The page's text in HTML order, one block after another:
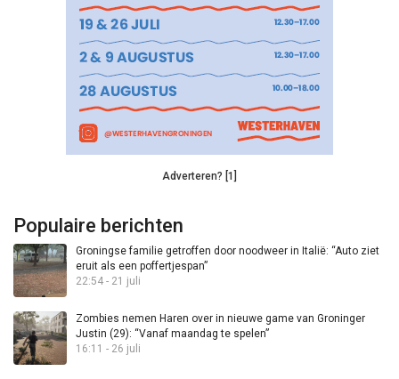
Adverteren? [1]
Populaire berichten
Groningse familie getroffen door noodweer in Italië: “Auto ziet
eruit als een poffertjespan”
22:54 - 21 juli
Zombies nemen Haren over in nieuwe game van Groninger
Justin (29): “Vanaf maandag te spelen”
16:11 - 26 juli